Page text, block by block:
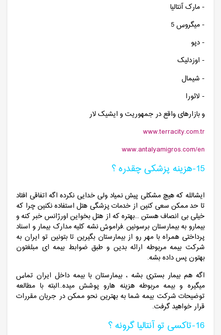
- مارک آنتالیا
- میگروس 5
- دپو
- اوزدلیک
- شیمال
- لائورا
و بازارهای واقع در جمهوریت و ایشیک لار
www.terracity.com.tr
www.antalyamigros.com/en
15-هزینه پزشکی چقدره ؟
ایشالله که هیچ مشکلی پیش نمیاد ولی خدایی نکرده اگه اتفاقی افتاد
تا حد ممکن سعی کنین از خدمات پزشگی هتل استفاده نکنین چرا که
خیلی بی انصاف هستن ...بهتره که از هتل بخواین اورژانس خبر کنه و
بیمارو به بیمارستان برسونین .فراموش نشه کلیه مدارک بیمار و اسناد
پرداختی همراه با مهر رو از بیمارستان بگیرین تا بتونین تو ایران به
شرکت بیمه مربوطه ارائه بدین و طبق ضوابط بیمه ای مبلغتون
بهتون پس داده بشه.
اگه هم بیمار بستری بشه ، بیمارستان با بیمه داخل ایران تماس
میگیره و بیمه مربوطه هزینه هارو پوشش میده..البته با مطالعه
توضیحات شرکت بیمه شما به بهترین نحو ممکن در جریان مقررات
قرار خواهید گرفت.
16-تاکسی تو آنتالیا گرونه ؟